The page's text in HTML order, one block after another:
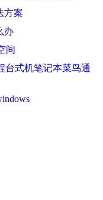
方案
办
间
台式机笔记本菜鸟通